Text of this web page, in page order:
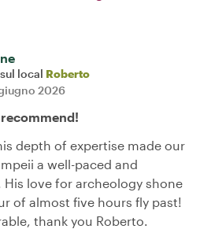
local Roberto
2026
depth of expertise made our
a well-paced and
love for archeology shone
of almost five hours fly past!
thank you Roberto.